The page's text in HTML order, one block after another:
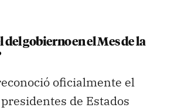
del gobierno en el Mes de la
oficialmente el
de Estados